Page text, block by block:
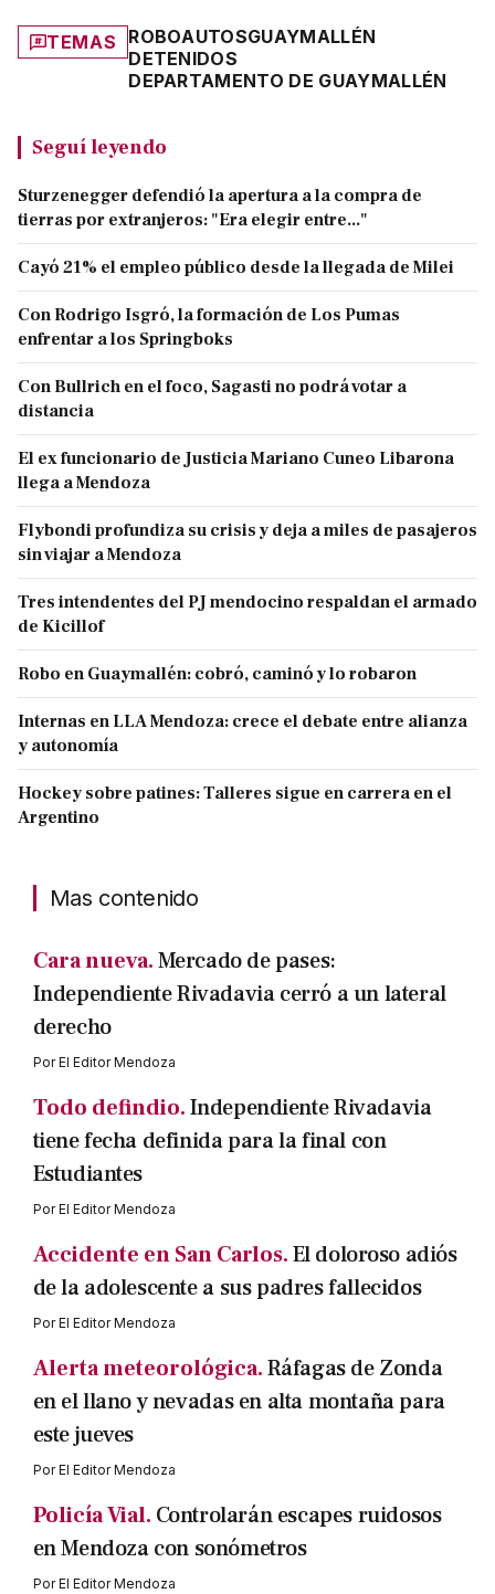
TEMAS ROBOAUTOSGUAYMALLÉN
DETENIDOS
DEPARTAMENTO DE GUAYMALLÉN
Seguí leyendo
Sturzenegger defendió la apertura a la compra de
tierras por extranjeros: "Era elegir entre..."
Cayó 21% el empleo público desde la llegada de Milei
Con Rodrigo Isgró, la formación de Los Pumas
enfrentar a los Springboks
Con Bullrich en el foco, Sagasti no podrá votar a
distancia
El ex funcionario de Justicia Mariano Cuneo Libarona
llega a Mendoza
Flybondi profundiza su crisis y deja a miles de pasajeros
sin viajar a Mendoza
Tres intendentes del PJ mendocino respaldan el armado
de Kicillof
Robo en Guaymallén: cobró, caminó y lo robaron
Internas en LLA Mendoza: crece el debate entre alianza
y autonomía
Hockey sobre patines: Talleres sigue en carrera en el
Argentino
Mas contenido
Cara nueva.Mercado de pases:
Independiente Rivadavia cerró a un lateral
derecho
PorEl Editor Mendoza
Todo defindio.Independiente Rivadavia
tiene fecha definida para la final con
Estudiantes
PorEl Editor Mendoza
Accidente en San Carlos.El doloroso adiós
de la adolescente a sus padres fallecidos
PorEl Editor Mendoza
Alerta meteorológica.Ráfagas de Zonda
en el llano y nevadas en alta montaña para
este jueves
PorEl Editor Mendoza
Policía Vial. Controlarán escapes ruidosos
en Mendoza con sonómetros
PorEl Editor Mendoza